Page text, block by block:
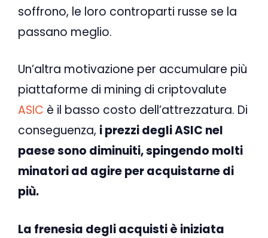
soffrono, le loro controparti russe se la
passano meglio.
Un’altra motivazione per accumulare più
piattaforme di mining di criptovalute
ASIC è il basso costo dell’attrezzatura. Di
conseguenza, i prezzi degli ASIC nel
paese sono diminuiti, spingendo molti
minatori ad agire per acquistarne di
più.
La frenesia degli acquisti è iniziata